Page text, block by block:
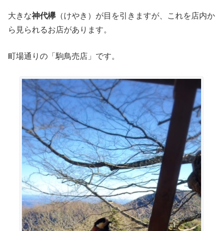
大きな神代欅 （けやき）が目を引きますが、これを店内か
ら見られるお店があります。
町場通りの「駒鳥売店」です。